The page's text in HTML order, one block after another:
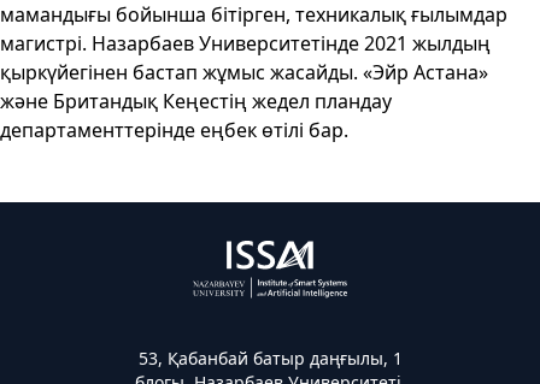
мамандығы бойынша бітірген, техникалық ғылымдар
магистрі. Назарбаев Университетінде 2021 жылдың
қыркүйегінен бастап жұмыс жасайды. «Эйр Астана»
және Британдық Кеңестің жедел пландау
департаменттерінде еңбек өтілі бар.
53, Қабанбай батыр даңғылы, 1